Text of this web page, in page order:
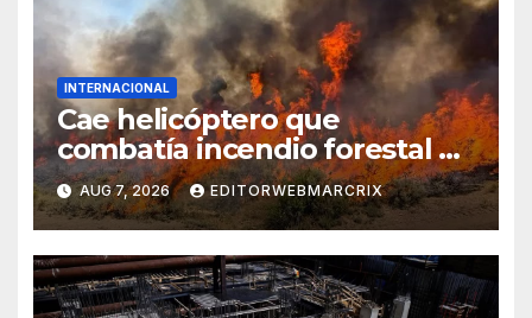
INTERNACIONAL
Cae helicóptero que
combatía incendio forestal en
Utah
AUG 7, 2026 EDITORWEBMARCRIX